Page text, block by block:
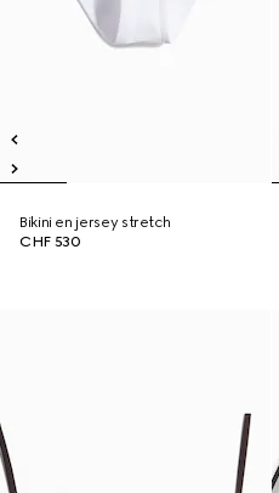
Bikini en jersey stretch
CHF 530